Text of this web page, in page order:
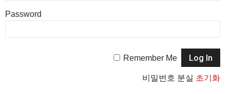
Password
Remember Me
비밀번호 분실 초기화